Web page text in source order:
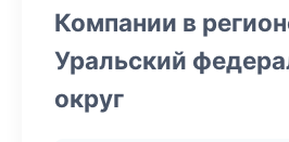
Компании в
Уральский
округ